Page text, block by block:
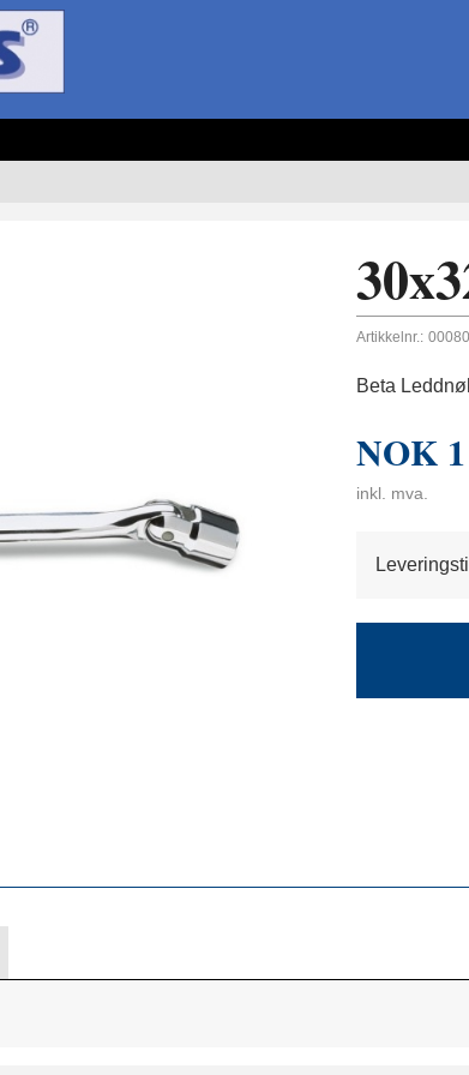
Artikkelnr.:
Beta
NOK
inkl. mva.